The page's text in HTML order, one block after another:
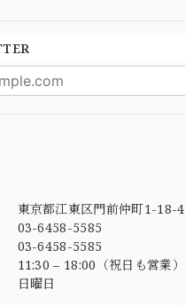
東京都江東区門前仲町1-18-4
03-6458-5585
03-6458-5585
11:30 – 18:00（祝日も営業）
日曜日